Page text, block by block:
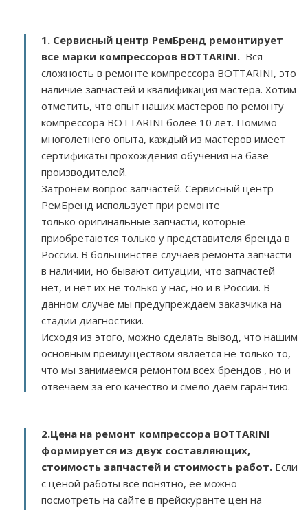
1. Сервисный центр РемБренд ремонтирует
все марки компрессоров BOTTARINI. Вся
сложность в ремонте компрессора BOTTARINI, это
наличие запчастей и квалификация мастера. Хотим
отметить, что опыт наших мастеров по ремонту
компрессора BOTTARINI более 10 лет. Помимо
многолетнего опыта, каждый из мастеров имеет
сертификаты прохождения обучения на базе
производителей.
Затронем вопрос запчастей. Сервисный центр
РемБренд использует при ремонте
только оригинальные запчасти, которые
приобретаются только у представителя бренда в
России. В большинстве случаев ремонта запчасти
в наличии, но бывают ситуации, что запчастей
нет, и нет их не только у нас, но и в России. В
данном случае мы предупреждаем заказчика на
стадии диагностики.
Исходя из этого, можно сделать вывод, что нашим
основным преимуществом является не только то,
что мы занимаемся ремонтом всех брендов , но и
отвечаем за его качество и смело даем гарантию.
2.Цена на ремонт компрессора BOTTARINI
формируется из двух составляющих,
стоимость запчастей и стоимость работ. Если
с ценой работы все понятно, ее можно
посмотреть на сайте в прейскуранте цен на